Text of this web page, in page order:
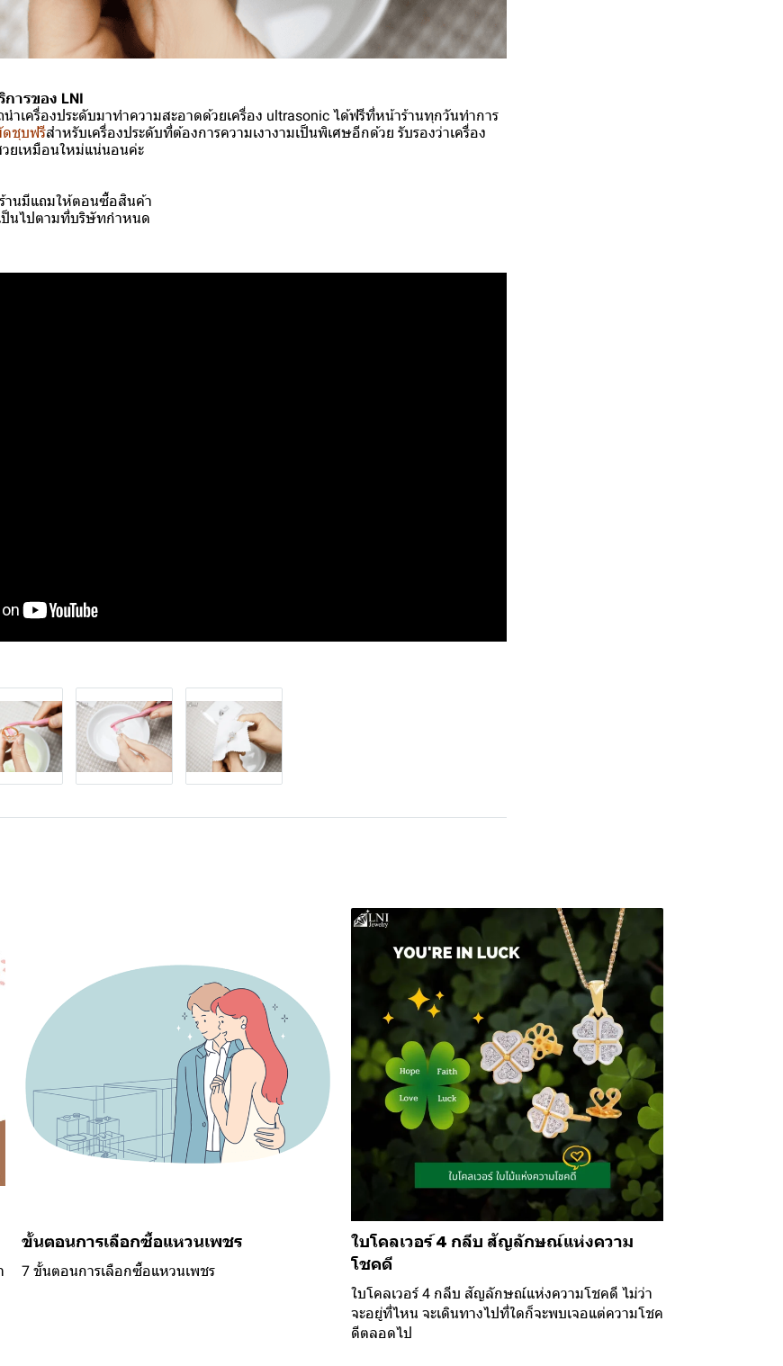
ารของ LNI
ำเครื่องประดับมาทำความสะอาดด้วยเครื่อง ultrasonic ได้ฟรีที่หน้าร้านทุกวันทำการ
ดชุบฟรีสำหรับเครื่องประดับที่ต้องการความเงางามเป็นพิเศษอีกด้วย รับรองว่าเครื่อง
ยเหมือนใหม่แน่นอนค่ะ
ร้านมีแถมให้ตอนซื้อสินค้า
ป็นไปตามที่บริษัทกำหนด
ขั้นตอนการเลือกซื้อแหวนเพชร
7 ขั้นตอนการเลือกซื้อแหวนเพชร
ใบโคลเวอร์ 4 กลีบ สัญลักษณ์แห่งความ
โชคดี
ใบโคลเวอร์ 4 กลีบ สัญลักษณ์แห่งความโชคดี ไม่ว่า
จะอยู่ที่ไหน จะเดินทางไปที่ใดก็จะพบเจอแต่ความโชค
ดีตลอดไป